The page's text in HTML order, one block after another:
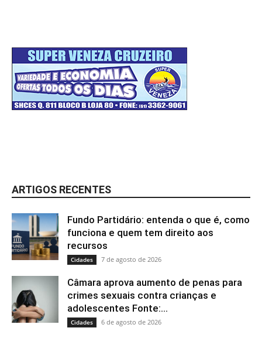
ARTIGOS RECENTES
Fundo Partidário: entenda o que é, como
funciona e quem tem direito aos
recursos
Cidades 7 de agosto de 2026
Câmara aprova aumento de penas para
crimes sexuais contra crianças e
adolescentes Fonte:...
Cidades 6 de agosto de 2026